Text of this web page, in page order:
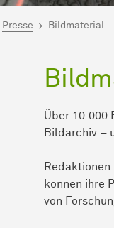
hier:
Presse Bildmaterial
Über 10.000
Bildarchiv –
können ihre
von